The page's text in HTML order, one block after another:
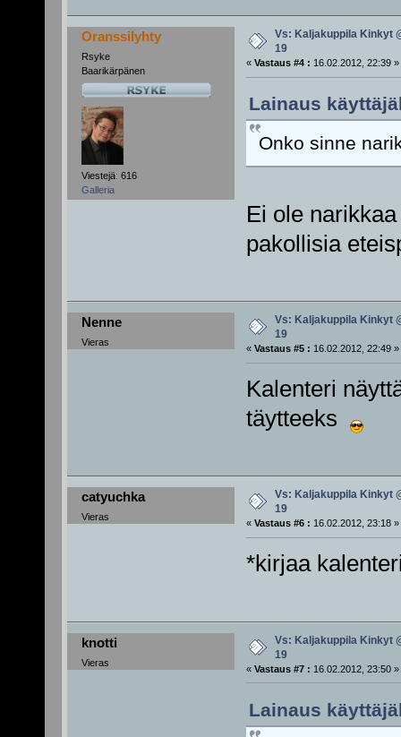
Oranssilyhty
Rsyke
Baarikärpänen
Viestejä: 616
Galleria
Vs: Kaljakuppila Kinkyt
19
« Vastaus #4 : 16.02.2012, 22:39 »
Lainaus
Onko sinne
Ei ole
pakollisia
Nenne
Vieras
Vs: Kaljakuppila Kinkyt
19
« Vastaus #5 : 16.02.2012, 22:49 »
Kalenteri
täytteeks
catyuchka
Vieras
Vs: Kaljakuppila Kinkyt
19
« Vastaus #6 : 16.02.2012, 23:18 »
*kirjaa
knotti
Vieras
Vs: Kaljakuppila Kinkyt
19
« Vastaus #7 : 16.02.2012, 23:50 »
Lainaus